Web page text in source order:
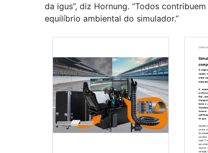
da igus”, diz Hornung. “Todos
equilíbrio ambiental do simulador.”